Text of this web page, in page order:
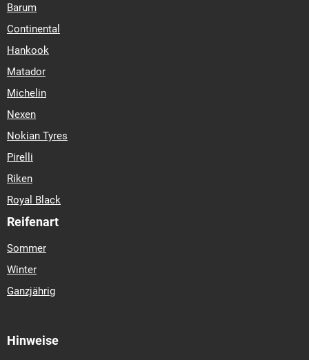
Barum
Continental
Hankook
Matador
Michelin
Nexen
Nokian Tyres
Pirelli
Riken
Royal Black
Reifenart
Sommer
Winter
Ganzjährig
Hinweise